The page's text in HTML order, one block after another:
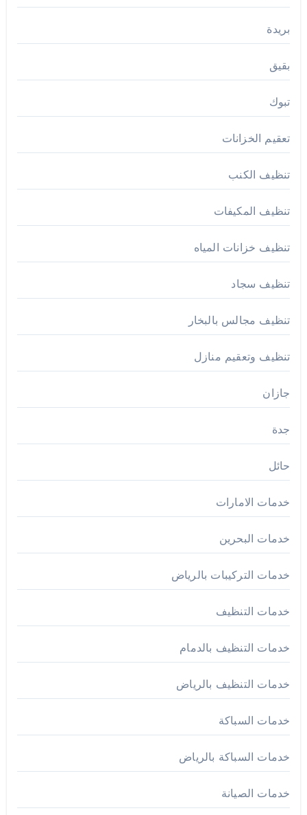
بريدة
بقيق
تبوك
تعقيم الخزانات
تنظيف الكنب
تنظيف المكيفات
تنظيف خزانات المياه
تنظيف سجاد
تنظيف مجالس بالبخار
تنظيف وتعقيم منازل
جازان
جدة
حائل
خدمات الامارات
خدمات البحرين
خدمات التركيبات بالرياض
خدمات التنظيف
خدمات التنظيف بالدمام
خدمات التنظيف بالرياض
خدمات السباكة
خدمات السباكة بالرياض
خدمات الصيانة